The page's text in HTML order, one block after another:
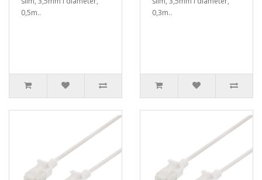
0,5m..
0,3m..